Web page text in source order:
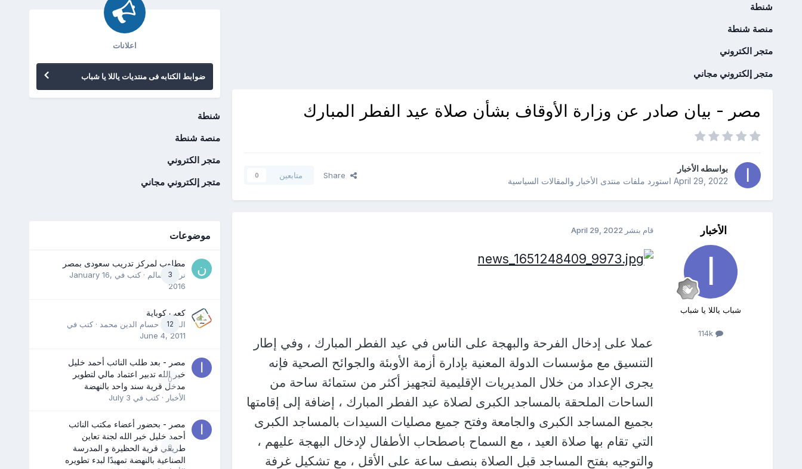
شنطة
منصة شنطة
متجر الكتروني
متجر إلكتروني مجاني
مصر - بيان صادر عن وزارة الأوقاف بشأن صلاة عيد الفطر المبارك
بواسطه الأخبار
April 29, 2022استورد ملفات منتدى الأخبار والمقالات السياسية
Share متابعين 0
الأخبار
شباب ياللا يا شباب
114k
قام بنشر April 29, 2022
عملا على إدخال الفرحة والبهجة على الناس في عيد الفطر المبارك ، وفي إطار
التنسيق مع مؤسسات الدولة المعنية بإدارة أزمة الأوبئة والجوائح الصحية فإنه
يجرى الإعداد من خلال المديريات الإقليمية لتجهيز أكثر من ستمائة ساحة من
الساحات الملحقة بالمساجد الكبرى لصلاة عيد الفطر المبارك ، إضافة إلى إقامتها
بجميع المساجد الكبرى والجامعة وفتح جميع مصليات السيدات بالمساجد الكبرى
التي تقام بها صلاة العيد ، مع السماح باصطحاب الأطفال لإدخال البهجة عليهم ،
والتوجيه بفتح المساجد قبل الصلاة بنصف ساعة على الأقل ، مع تشكيل غرفة
اعلانات
ضوابط الكتابه فى منتديات ياللا يا شباب
شنطة
منصة شنطة
متجر الكتروني
متجر إلكتروني مجاني
موضوعات
3
مطلوب لمركز تدريب سعودى بمصر
نرمين سالم · كتب في January 16,
2016
12
كعب كوباية
المدرب حسام الدين محمد · كتب في
June 4, 2011
0
مصر - بعد طلب النائب أحمد خليل
خير الله تدبير اعتماد مالي لتطوير
مدخل قرية سند واحد بالنهضة
الأخبار · كتب في July 3
0
مصر - بحضور أعضاء مكتب النائب
أحمد خليل خير الله لجنة تعاين
طريقي قرية الحظيرة و المدرسة
الصناعية بالنهضة تمهيدًا لبدء تطويره